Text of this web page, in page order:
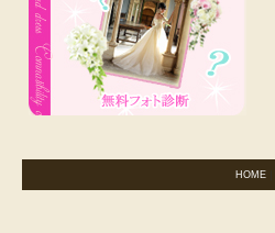
HOME｜